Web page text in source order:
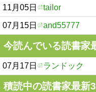
11月05日 tailor
07月15日 and55777
今読んでいる読書家
07月17日 ランドック
積読中の読書家最新